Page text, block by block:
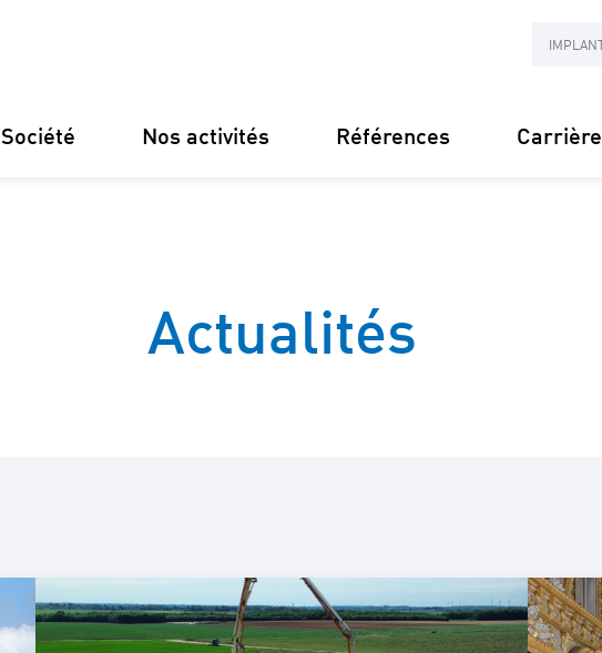
Société
Notre structure
Nos activités
Repowering
Références
Actualités